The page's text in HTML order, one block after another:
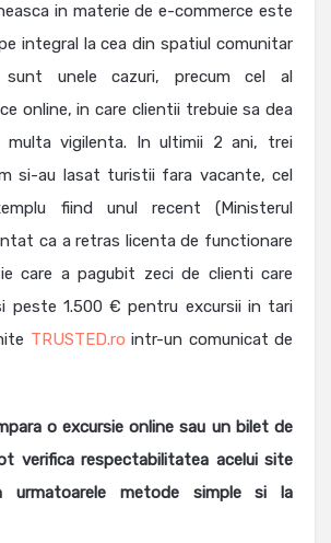
in materie de e-commerce este
integral la cea din spatiul comunitar
sunt unele cazuri, precum cel al
online, in care clientii trebuie sa dea
multa vigilenta. In ultimii 2 ani, trei
si-au lasat turistii fara vacante, cel
fiind unul recent (Ministerul
ca a retras licenta de functionare
care a pagubit zeci de clienti care
peste 1.500 € pentru excursii in tari
TRUSTED.ro intr-un comunicat de
o excursie online sau un bilet de
verifica respectabilitatea acelui site
urmatoarele metode simple si la